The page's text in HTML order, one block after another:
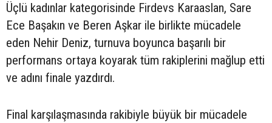
Üçlü kadınlar kategorisinde Firdevs Karaaslan, Sare
Ece Başakın ve Beren Aşkar ile birlikte mücadele
eden Nehir Deniz, turnuva boyunca başarılı bir
performans ortaya koyarak tüm rakiplerini mağlup etti
ve adını finale yazdırdı.
Final karşılaşmasında rakibiyle büyük bir mücadele